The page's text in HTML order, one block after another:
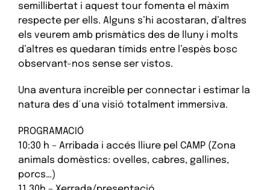
semillibertat i aquest tour fomenta el màxim
respecte per ells. Alguns s’hi acostaran, d’altres
els veurem amb prismàtics des de lluny i molts
d’altres es quedaran tímids entre l’espès bosc
observant-nos sense ser vistos.
Una aventura increïble per connectar i estimar la
natura des d´una visió totalment immersiva.
PROGRAMACIÓ
10:30 h – Arribada i accés lliure pel CAMP (Zona
animals domèstics: ovelles, cabres, gallines,
porcs…)